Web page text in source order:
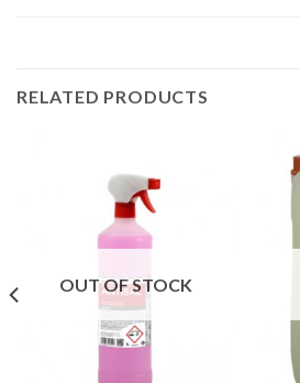
RELATED PRODUCTS
OUT OF STOCK